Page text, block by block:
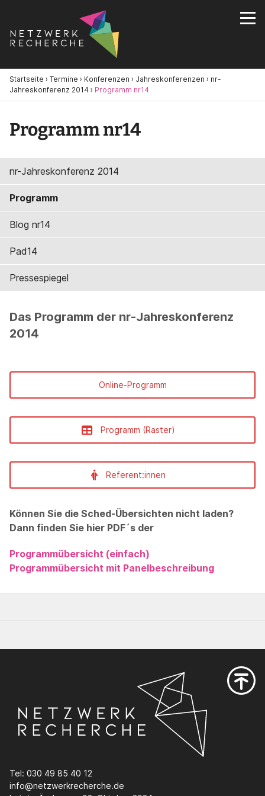
Startseite › Termine › Konferenzen › Jahreskonferenzen › nr-
Jahreskonferenz 2014 › Programm nr14
Programm nr14
nr-Jahreskonferenz 2014
Programm
Blog nr14
Pad14
Pressespiegel
Das Programm der nr-Jahreskonferenz
2014
Online-Programm
Programm (Raster)
Referent:innen
Können Sie die Sched-Übersichten nicht laden?
Dann finden Sie hier PDF´s der
Programmübersicht (einfach)
Programmübersicht mit Panelbeschreibung
Tel: 030 49 85 40 12
info@netzwerkrecherche.de